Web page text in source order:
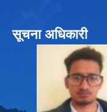
सूचना अधिकारी